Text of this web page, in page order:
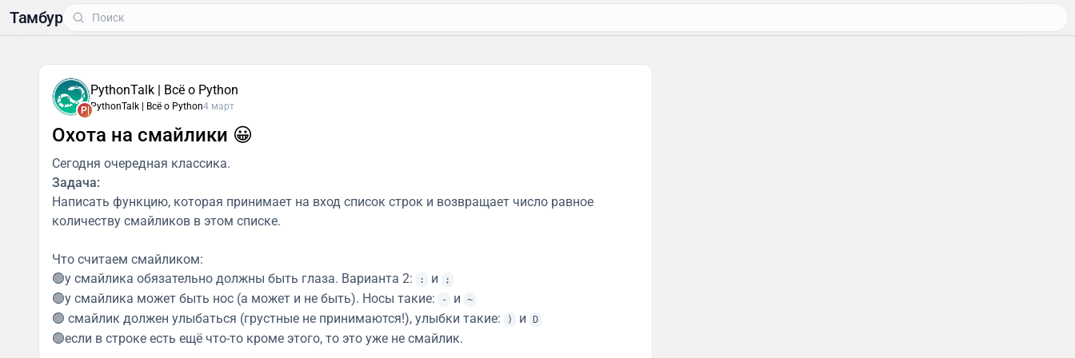
Тамбур
P|
PythonTalk | Всё о Python
PythonTalk | Всё о Python4 март
Охота на смайлики 😀
Сегодня очередная классика.
Задача:
Написать функцию, которая принимает на вход список строк и возвращает число равное
количеству смайликов в этом списке.
Что считаем смайликом:
🟢у смайлика обязательно должны быть глаза. Варианта 2:
: и ;
🟢у смайлика может быть нос (а может и не быть). Носы такие: - и ~
🟢 смайлик должен улыбаться (грустные не принимаются!), улыбки такие: ) и D
🟢если в строке есть ещё что-то кроме этого, то это уже не смайлик.